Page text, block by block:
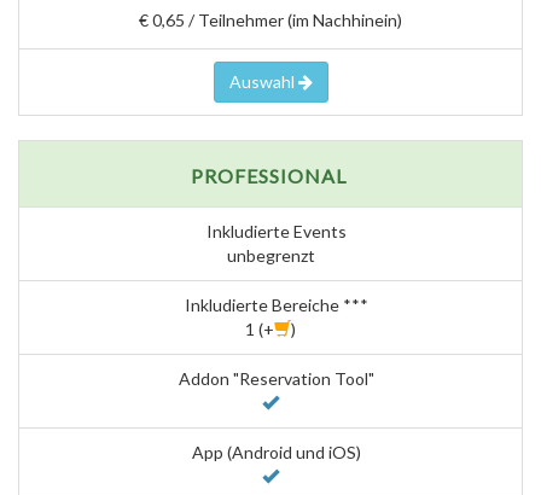
€ 0,65 / Teilnehmer (im Nachhinein)
Auswahl
PROFESSIONAL
Inkludierte Events
unbegrenzt
Inkludierte Bereiche ***
1 (+
)
Addon "Reservation Tool"
App (Android und iOS)